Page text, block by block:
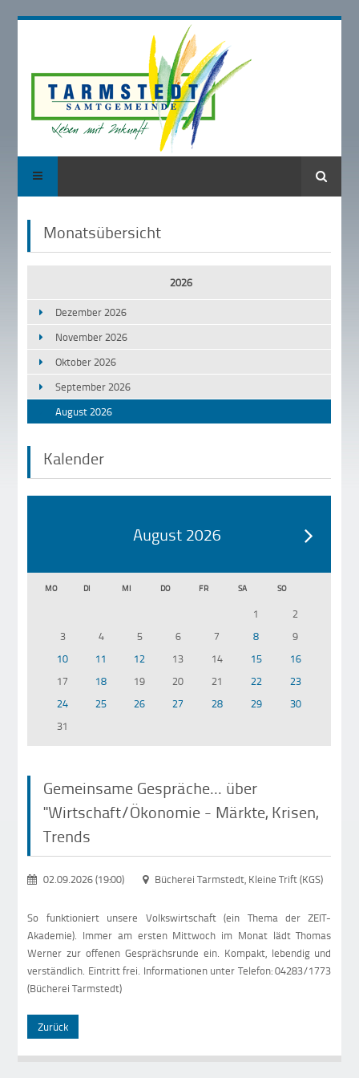
Suche
Monatsübersicht
2026
Dezember 2026
November 2026
Oktober 2026
September 2026
August 2026
Kalender
August 2026
MO DI MI DO FR SA SO
1
2
3
4 5 6 7 8
9
10
11 12 13 14 15
16
17
18 19 20 21 22
23
24
25 26 27 28 29
30
31
Gemeinsame Gespräche... über
"Wirtschaft/Ökonomie - Märkte, Krisen,
Trends
02.09.2026 (19:00) Bücherei Tarmstedt, Kleine Trift (KGS)
So funktioniert unsere Volkswirtschaft (ein Thema der ZEIT-
Akademie). Immer am ersten Mittwoch im Monat lädt Thomas
Werner zur offenen Gesprächsrunde ein. Kompakt, lebendig und
verständlich. Eintritt frei. Informationen unter Telefon: 04283/1773
(Bücherei Tarmstedt)
Zurück